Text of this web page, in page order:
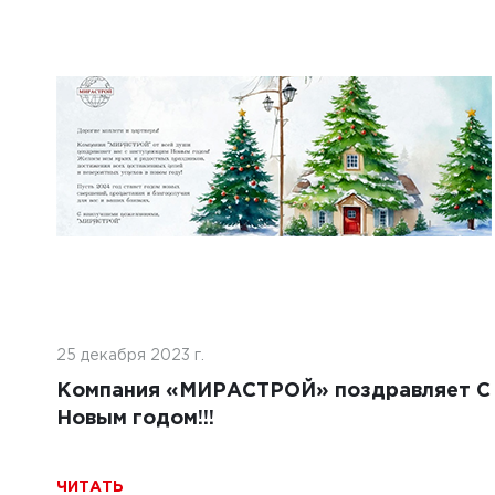
25 декабря 2023 г.
Компания «МИРАСТРОЙ» поздравляет С
Новым годом!!!
ЧИТАТЬ
автомобильных тоннелей
из бетона
5 марта